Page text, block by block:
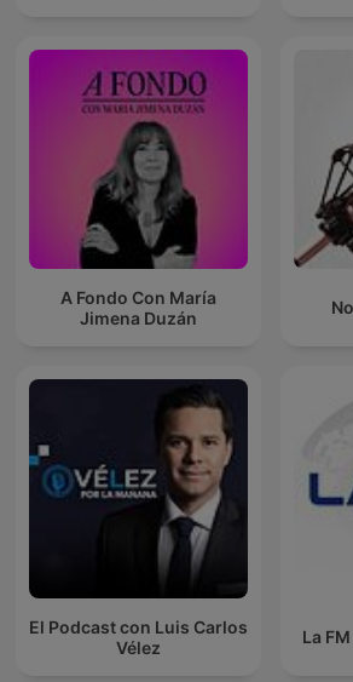
A Fondo Con María
Jimena Duzán
El Podcast con Luis Carlos
Vélez
La